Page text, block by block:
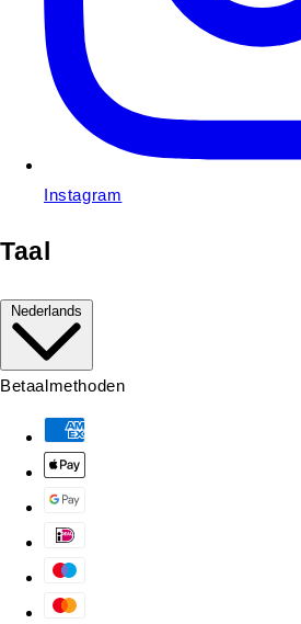
Instagram
Taal
Nederlands
Betaalmethoden